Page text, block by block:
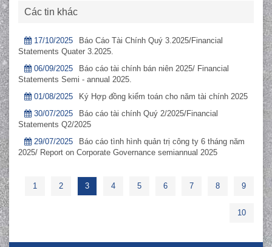
Các tin khác
17/10/2025
Báo Cáo Tài Chính Quý 3.2025/Financial
Statements Quater 3.2025.
06/09/2025
Báo cáo tài chính bán niên 2025/ Financial
Statements Semi - annual 2025.
01/08/2025
Ký Hợp đồng kiểm toán cho năm tài chính 2025
30/07/2025
Báo cáo tài chính Quý 2/2025/Financial
Statements Q2/2025
29/07/2025
Báo cáo tình hình quản trị công ty 6 tháng năm
2025/ Report on Corporate Governance semiannual 2025
1 2 3 4 5 6 7 8 9
10